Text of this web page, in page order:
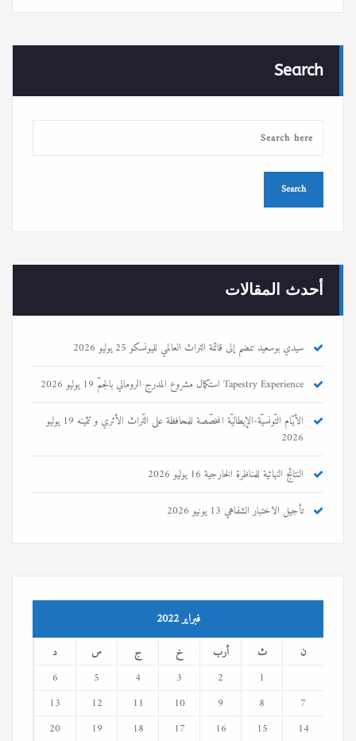
Search
أحدث المقالات
سيدي بوسعيد تنضم إلى قائمة التراث العالمي لليونسكو25 يوليو 2026
Tapestry Experience استكمال مشروع المدرج الروماني بالجمّ
19 يوليو 2026
الأيّام التّونسيّة-الإيطاليّة المخصّصة للمحافظة على التّراث الأثري و تثمينه
19 يوليو
2026
النتائج النهائية للمناظرة الخارجية16 يوليو 2026
تأجيل الاختبار الشفاهي13 يونيو 2026
فبراير 2022
ن ث أرب خ ج س
د
1
2
3
4
5
6
7
8
9
10
11
12
13
14
15
16
17
18
19
20